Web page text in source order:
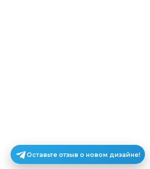
Оставьте отзыв о новом дизайне!